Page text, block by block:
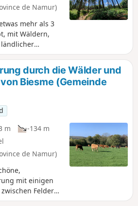
de Namur)
mehr als 3
mit Wäldern,
ländlicher
dabei auch das
bewundern.
auf
um zu
zu
dominiert.
durch die Wälder und
Biesme (Gemeinde
m
-134 m
de Namur)
mit einigen
Feldern,
Für diejenigen,